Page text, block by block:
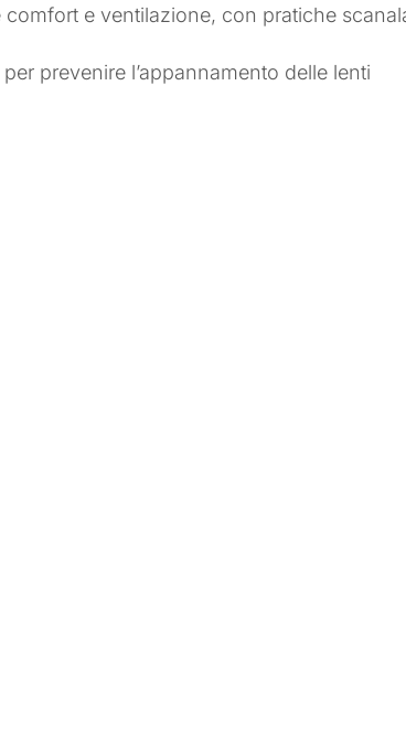
e ventilazione, con pratiche
prevenire l’appannamento delle lenti